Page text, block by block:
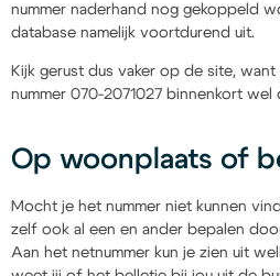
nummer naderhand nog gekoppeld
database namelijk voortdurend uit.
Kijk gerust dus vaker op de site,
nummer 070-2071027 binnenkort wel
Op woonplaats of
Mocht je het nummer niet kunnen
zelf ook al een en ander bepalen
Aan het netnummer kun je zien uit